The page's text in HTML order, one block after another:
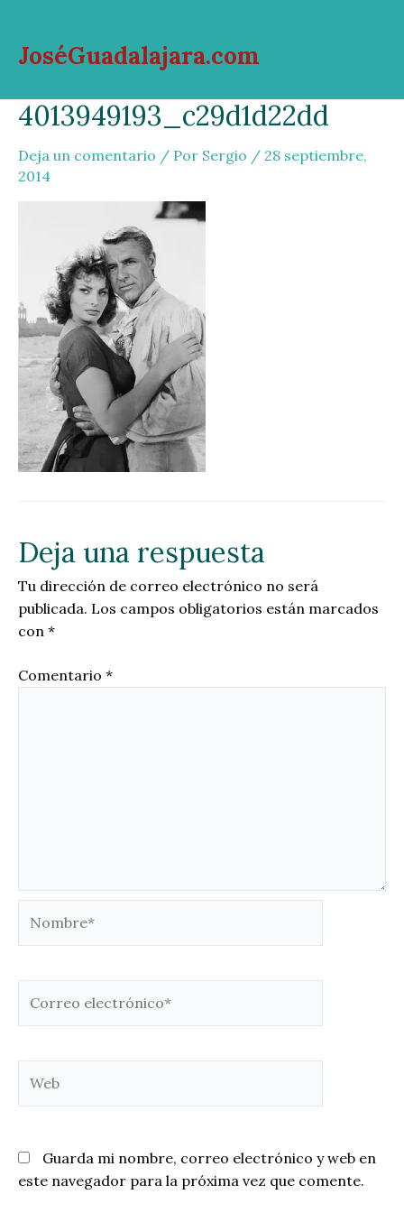
contenido
JoséGuadalajara.com
4013949193_c29d1d22dd
Deja un comentario / Por Sergio / 28 septiembre,
2014
Deja una respuesta
Tu dirección de correo electrónico no será
publicada. Los campos obligatorios están marcados
con *
Comentario *
electrónico*
Guarda mi nombre, correo electrónico y web en
este navegador para la próxima vez que comente.